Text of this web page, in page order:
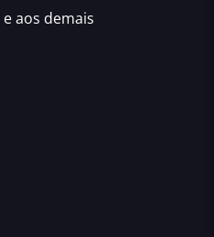
e aos demais